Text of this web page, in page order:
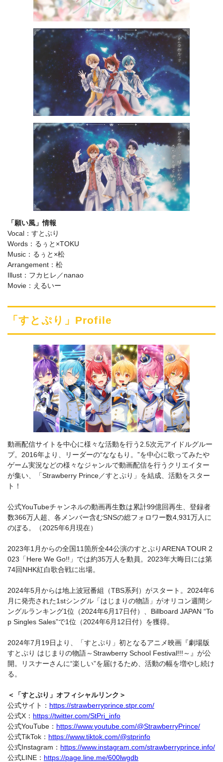
「願い風」情報
Vocal：すとぷり
Words：るぅと×TOKU
Music：るぅと×松
Arrangement：松
Illust：フカヒレ／nanao
Movie：えるいー
「すとぷり」Profile
動画配信サイトを中心に様々な活動を行う2.5次元アイドルグルー
プ。2016年より、リーダーの“ななもり。”を中心に歌ってみたや
ゲーム実況などの様々なジャンルで動画配信を行うクリエイター
が集い、「Strawberry Prince／すとぷり」を結成、活動をスター
ト！
公式YouTubeチャンネルの動画再生数は累計99億回再生、登録者
数366万人超、各メンバー含むSNSの総フォロワー数4,931万人に
のぼる。（2025年6月現在）
2023年1月からの全国11箇所全44公演のすとぷりARENA TOUR 2
023「Here We Go!!」では約35万人を動員。2023年大晦日には第
74回NHK紅白歌合戦に出場。
2024年5月からは地上波冠番組（TBS系列）がスタート。2024年6
月に発売された1stシングル「はじまりの物語」がオリコン週間シ
ングルランキング1位（2024年6月17日付）、Billboard JAPAN “To
p Singles Sales”で1位（2024年6月12日付）を獲得。
2024年7月19日より、「すとぷり」初となるアニメ映画『劇場版
すとぷり はじまりの物語～Strawberry School Festival!!!～』が公
開。リスナーさんに“楽しい”を届けるため、活動の幅を増やし続け
る。
＜「すとぷり」オフィシャルリンク＞
公式サイト： https://strawberryprince.stpr.com/
公式X： https://twitter.com/StPri_info
公式YouTube： https://www.youtube.com/@StrawberryPrince/
公式TikTok： https://www.tiktok.com/@stprinfo
公式Instagram： https://www.instagram.com/strawberryprince.info/
公式LINE： https://page.line.me/600lwgdb